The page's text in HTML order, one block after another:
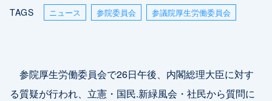
TAGS ニュース 参院委員会 参議院厚生労働委員会
参院厚生労働委員会で26日午後、内閣総理大臣に対す
る質疑が行われ、立憲・国民.新緑風会・社民から質問に